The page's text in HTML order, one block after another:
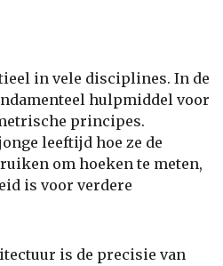
in vele disciplines. In de
hulpmiddel voor
principes.
leeftijd hoe ze de
om hoeken te meten,
is voor verdere
is de precisie van